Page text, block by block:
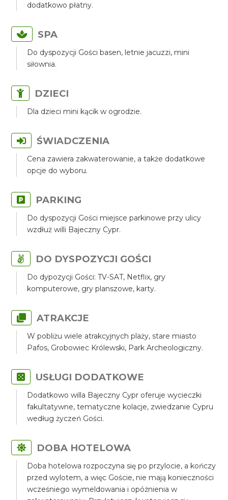
dodatkowo płatny.
SPA
Do dyspozycji Gości basen, letnie jacuzzi, mini
siłownia.
DZIECI
Dla dzieci mini kącik w ogrodzie.
ŚWIADCZENIA
Cena zawiera zakwaterowanie, a także dodatkowe
opcje do wyboru.
PARKING
Do dyspozycji Gości miejsce parkinowe przy ulicy
wzdłuż willi Bajeczny Cypr.
DO DYSPOZYCJI GOŚCI
Do dypozycji Gości: TV-SAT, Netflix, gry
komputerowe, gry planszowe, karty.
ATRAKCJE
W pobliżu wiele atrakcyjnych plaży, stare miasto
Pafos, Grobowiec Królewski, Park Archeologiczny.
USŁUGI DODATKOWE
Dodatkowo willa Bajeczny Cypr oferuje wycieczki
fakultatywne, tematyczne kolacje, zwiedzanie Cypru
według życzeń Gości.
DOBA HOTELOWA
Doba hotelowa rozpoczyna się po przylocie, a kończy
przed wylotem, a więc Goście, nie mają konieczności
wcześniego wymeldowania i opóźnienia w